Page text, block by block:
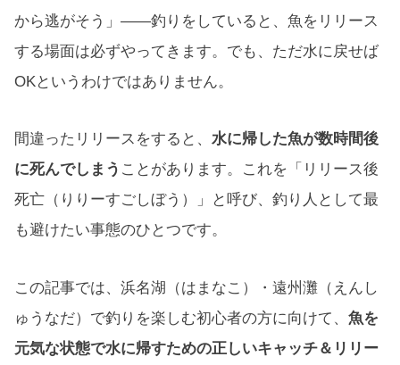
から逃がそう」——釣りをしていると、魚をリリース
する場面は必ずやってきます。でも、ただ水に戻せば
OKというわけではありません。
間違ったリリースをすると、 水に帰した魚が数時間後
に死んでしまう ことがあります。これを「リリース後
死亡（りりーすごしぼう）」と呼び、釣り人として最
も避けたい事態のひとつです。
この記事では、浜名湖（はまなこ）・遠州灘（えんし
ゅうなだ）で釣りを楽しむ初心者の方に向けて、 魚を
元気な状態で水に帰すための正しいキャッチ＆リリー